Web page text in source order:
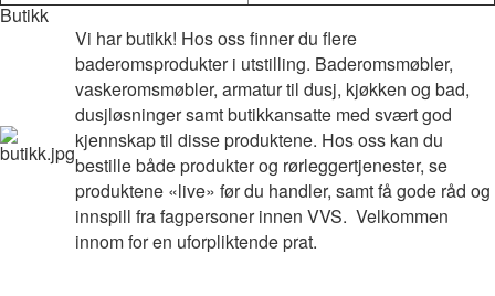
Butikk
Vi har butikk! Hos oss finner du flere
baderomsprodukter i utstilling. Baderomsmøbler,
vaskeromsmøbler, armatur til dusj, kjøkken og bad,
dusjløsninger samt butikkansatte med svært god
kjennskap til disse produktene. Hos oss kan du
bestille både produkter og rørleggertjenester, se
produktene «live» før du handler, samt få gode råd og
innspill fra fagpersoner innen VVS. Velkommen
innom for en uforpliktende prat.